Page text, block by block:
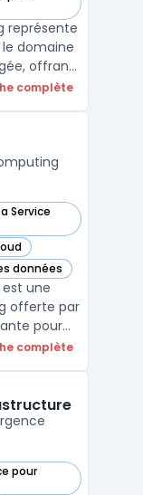
cette catégorie
représente
domaine
offrant
serveurs,
complète
Service
données
est une
offerte par
pour
leurs
aux
complète
pour
dans cette catégorie